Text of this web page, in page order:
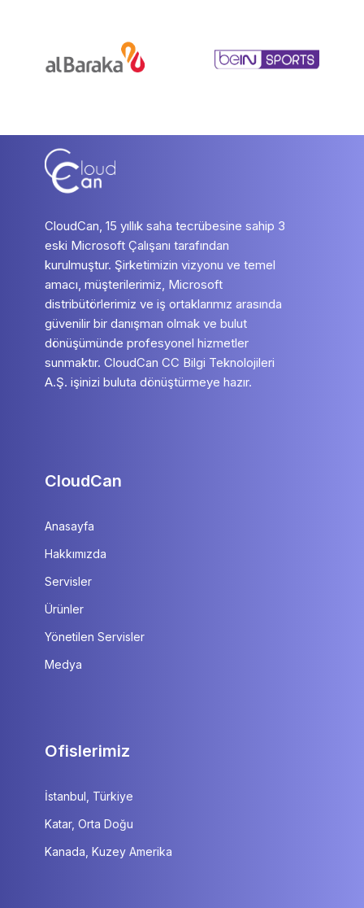
CloudCan, 15 yıllık saha tecrübesine sahip 3
eski Microsoft Çalışanı tarafından
kurulmuştur. Şirketimizin vizyonu ve temel
amacı, müşterilerimiz, Microsoft
distribütörlerimiz ve iş ortaklarımız arasında
güvenilir bir danışman olmak ve bulut
dönüşümünde profesyonel hizmetler
sunmaktır. CloudCan CC Bilgi Teknolojileri
A.Ş. işinizi buluta dönüştürmeye hazır.
CloudCan
Anasayfa
Hakkımızda
Servisler
Ürünler
Yönetilen Servisler
Medya
Ofislerimiz
İstanbul, Türkiye
Katar, Orta Doğu
Kanada, Kuzey Amerika